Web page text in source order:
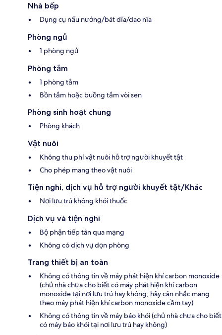
Nhà bếp
Dụng cụ nấu nướng/bát dĩa/dao nĩa
Phòng ngủ
1 phòng ngủ
Phòng tắm
1 phòng tắm
Bồn tắm hoặc buồng tắm vòi sen
Phòng sinh hoạt chung
Phòng khách
Vật nuôi
Không thu phí vật nuôi hỗ trợ người khuyết tật
Cho phép mang theo vật nuôi
Tiện nghi, dịch vụ hỗ trợ người khuyết tật/Khác
Nơi lưu trú không khói thuốc
Dịch vụ và tiện nghi
Bộ phận tiếp tân qua mạng
Không có dịch vụ dọn phòng
Trang thiết bị an toàn
Không có thông tin về máy phát hiện khí carbon monoxide
(chủ nhà chưa cho biết có máy phát hiện khí carbon
monoxide tại nơi lưu trú hay không; hãy cân nhắc mang
theo máy phát hiện khí carbon monoxide cầm tay)
Không có thông tin về máy báo khói (chủ nhà chưa cho biết
có máy báo khói tại nơi lưu trú hay không)